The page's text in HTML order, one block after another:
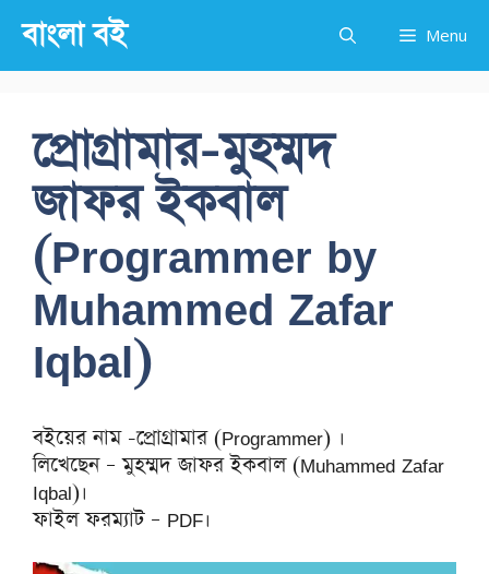
content
বাংলা বই Menu
প্রোগ্রামার-মুহম্মদ
জাফর ইকবাল
(Programmer by
Muhammed Zafar
Iqbal)
বইয়ের নাম -প্রোগ্রামার (Programmer) ।
লিখেছেন – মুহম্মদ জাফর ইকবাল (Muhammed Zafar
Iqbal)।
ফাইল ফরম্যাট – PDF।